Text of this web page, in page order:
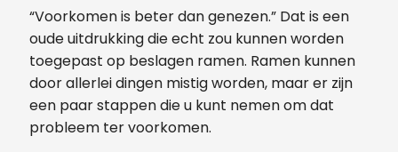
“Voorkomen is beter dan genezen.” Dat is een
oude uitdrukking die echt zou kunnen worden
toegepast op beslagen ramen. Ramen kunnen
door allerlei dingen mistig worden, maar er zijn
een paar stappen die u kunt nemen om dat
probleem ter voorkomen.